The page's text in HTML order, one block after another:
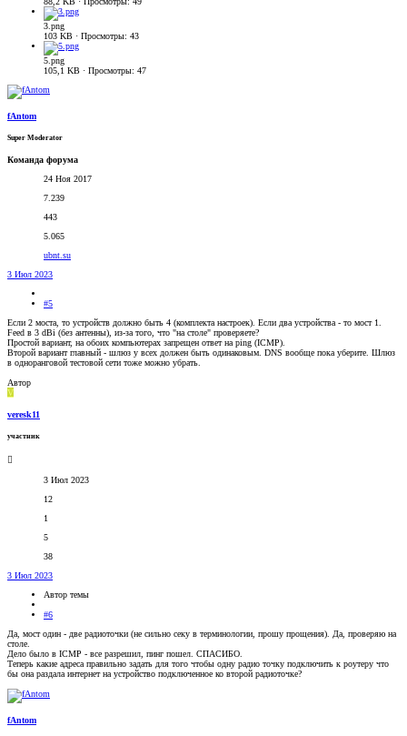
3.png
103 KB · Просмотры: 43
5.png
105,1 KB · Просмотры: 47
fAntom
Super Moderator
Команда форума
24 Ноя 2017
7.239
443
5.065
ubnt.su
3 Июл 2023
#5
Если 2 моста, то устройств должно быть 4 (комплекта настроек). Если два устройства - то мост 1.
Feed в 3 dBi (без антенны), из-за того, что "на столе" проверяете?
Простой вариант, на обоих компьютерах запрещен ответ на ping (ICMP).
Второй вариант главный - шлюз у всех должен быть одинаковым. DNS вообще пока уберите. Шлюз
в одноранговой тестовой сети тоже можно убрать.
Автор
V
veresk11
участник
3 Июл 2023
12
1
5
38
3 Июл 2023
Автор темы
#6
Да, мост один - две радиоточки (не сильно секу в терминологии, прошу прощения). Да, проверяю на
столе.
Дело было в ICMP - все разрешил, пинг пошел. СПАСИБО.
Теперь какие адреса правильно задать для того чтобы одну радио точку подключить к роутеру что
бы она раздала интернет на устройство подключенное ко второй радиоточке?
fAntom